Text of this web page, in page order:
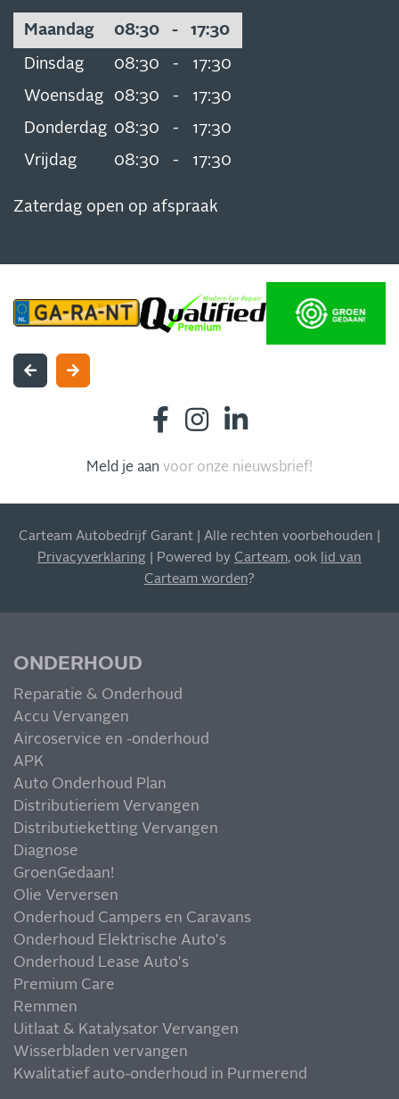
Maandag 08:30 - 17:30
Dinsdag 08:30 -
17:30
Woensdag
08:30 -
17:30
Donderdag 08:30 -
17:30
Vrijdag
08:30 - 17:30
Zaterdag open op afspraak
Meld je aan voor onze nieuwsbrief!
INSCHRIJVEN NIEUWSBRIEF
Blijf op de hoogte van al onze acties, aanbiedingen en
MIS NIETS
Carteam Autobedrijf Garant | Alle rechten voorbehouden |
Privacyverklaring | Powered by Carteam, ook
lid van
Carteam worden?
ONDERHOUD
Reparatie & Onderhoud
Accu Vervangen
Aircoservice en -onderhoud
APK
Auto Onderhoud Plan
Distributieriem Vervangen
Distributieketting Vervangen
Diagnose
GroenGedaan!
Olie Verversen
Onderhoud Campers en Caravans
Onderhoud Elektrische Auto's
Onderhoud Lease Auto's
Premium Care
Remmen
Uitlaat & Katalysator Vervangen
Wisserbladen vervangen
Kwalitatief auto-onderhoud in Purmerend